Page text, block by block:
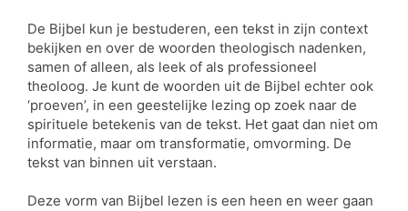
De Bijbel kun je bestuderen, een tekst in zijn context
bekijken en over de woorden theologisch nadenken,
samen of alleen, als leek of als professioneel
theoloog. Je kunt de woorden uit de Bijbel echter ook
‘proeven’, in een geestelijke lezing op zoek naar de
spirituele betekenis van de tekst. Het gaat dan niet om
informatie, maar om transformatie, omvorming. De
tekst van binnen uit verstaan.
Deze vorm van Bijbel lezen is een heen en weer gaan